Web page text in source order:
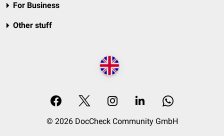
For Business
Other stuff
© 2026 DocCheck Community GmbH